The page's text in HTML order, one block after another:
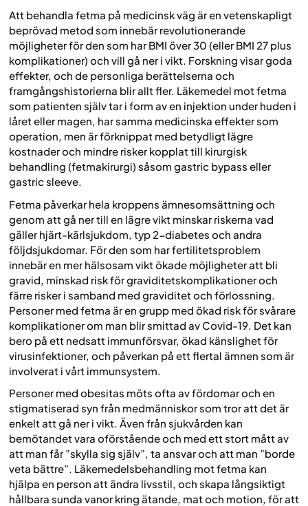
Att behandla fetma på medicinsk väg är en vetenskapligt
beprövad metod som innebär revolutionerande
möjligheter för den som har BMI över 30 (eller BMI 27 plus
komplikationer) och vill gå ner i vikt. Forskning visar goda
effekter, och de personliga berättelserna och
framgångshistorierna blir allt fler. Läkemedel mot fetma
som patienten själv tar i form av en injektion under huden i
låret eller magen, har samma medicinska effekter som
operation, men är förknippat med betydligt lägre
kostnader och mindre risker kopplat till kirurgisk
behandling (fetmakirurgi) såsom gastric bypass eller
gastric sleeve.
Fetma påverkar hela kroppens ämnesomsättning och
genom att gå ner till en lägre vikt minskar riskerna vad
gäller hjärt-kärlsjukdom, typ 2-diabetes och andra
följdsjukdomar. För den som har fertilitetsproblem
innebär en mer hälsosam vikt ökade möjligheter att bli
gravid, minskad risk för graviditetskomplikationer och
färre risker i samband med graviditet och förlossning.
Personer med fetma är en grupp med ökad risk för svårare
komplikationer om man blir smittad av Covid-19. Det kan
bero på ett nedsatt immunförsvar, ökad känslighet för
virusinfektioner, och påverkan på ett flertal ämnen som är
involverat i vårt immunsystem.
Personer med obesitas möts ofta av fördomar och en
stigmatiserad syn från medmänniskor som tror att det är
enkelt att gå ner i vikt. Även från sjukvården kan
bemötandet vara oförstående och med ett stort mått av
att man får ”skylla sig själv”, ta ansvar och att man ”borde
veta bättre”. Läkemedelsbehandling mot fetma kan
hjälpa en person att ändra livsstil, och skapa långsiktigt
hållbara sunda vanor kring ätande, mat och motion, för att